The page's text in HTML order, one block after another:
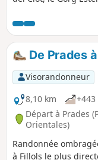
magnifique
et de pins où
les "patous"
aux randonneurs.
De Prades
Visorandonneur
8,10 km
+443
Départ à Prades
Orientales)
Randonnée
à Fillols le plus